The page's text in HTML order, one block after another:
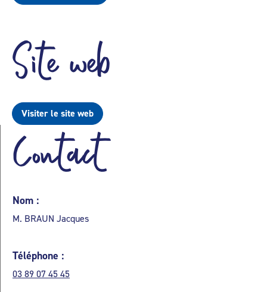
Site web
Visiter le site web
Contact
Nom :
M. BRAUN Jacques
Téléphone :
03 89 07 45 45